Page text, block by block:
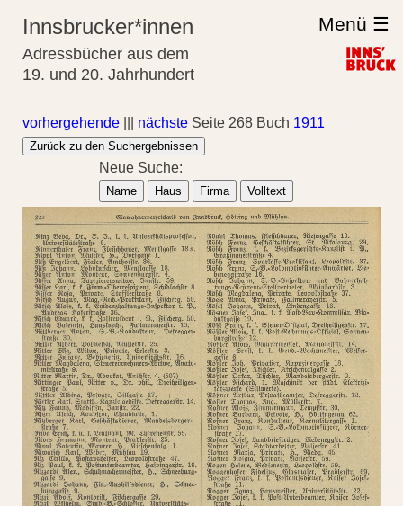
Innsbrucker*innen
Adressbücher aus dem
19. und 20. Jahrhundert
Menü ☰
vorhergehende nächste Seite 268 Buch 1911
Zurück zu den Suchergebnissen
Neue Suche:
Name Haus Firma Volltext